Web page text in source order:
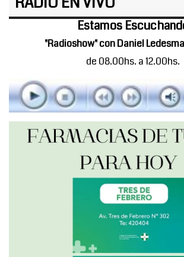
Estamos
"Radioshow" con Daniel
de 08.00hs. a 12.00hs.